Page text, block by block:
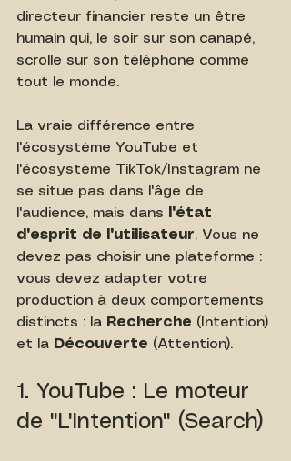
directeur financier reste un être
humain qui, le soir sur son canapé,
scrolle sur son téléphone comme
tout le monde.
La vraie différence entre
l'écosystème YouTube et
l'écosystème TikTok/Instagram ne
se situe pas dans l'âge de
l'audience, mais dans
l'état
d'esprit de l'utilisateur. Vous ne
devez pas choisir une plateforme :
vous devez adapter votre
production à deux comportements
distincts : la Recherche (Intention)
et la Découverte (Attention).
1. YouTube : Le moteur
de "L'Intention" (Search)